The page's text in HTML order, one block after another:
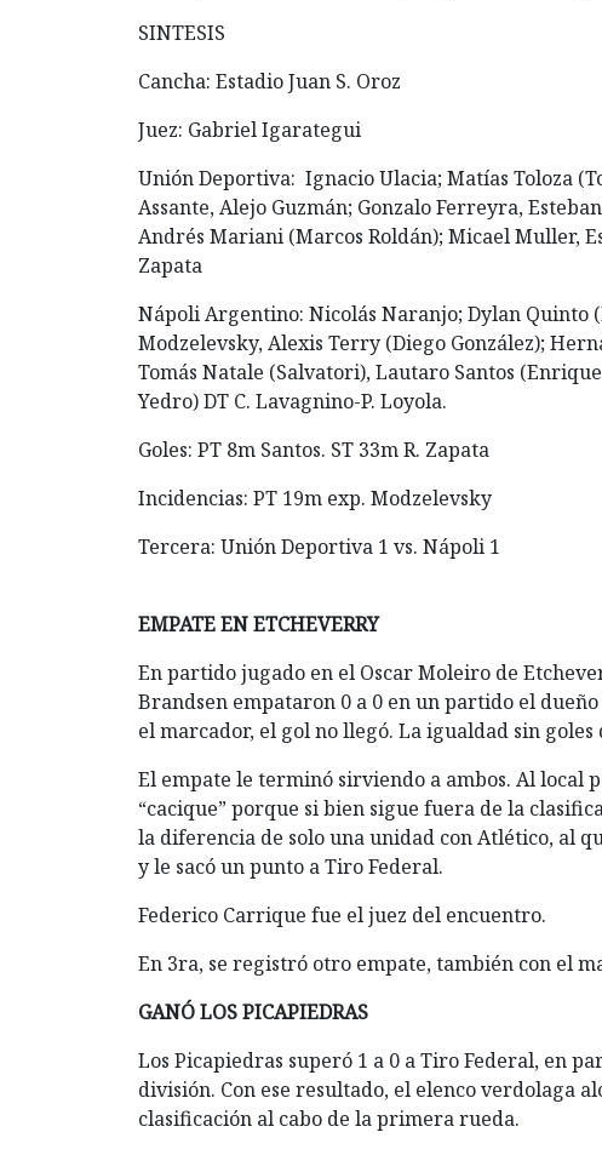
SINTESIS
Cancha: Estadio Juan S. Oroz
Juez: Gabriel Igarategui
Unión Deportiva: Ignacio Ulacia; Matías Toloza
Assante, Alejo Guzmán; Gonzalo Ferreyra,
Andrés Mariani (Marcos Roldán); Micael Muller,
Zapata
Nápoli Argentino: Nicolás Naranjo; Dylan Quinto
Modzelevsky, Alexis Terry (Diego González);
Tomás Natale (Salvatori), Lautaro Santos
Yedro) DT C. Lavagnino-P. Loyola.
Goles: PT 8m Santos. ST 33m R. Zapata
Incidencias: PT 19m exp. Modzelevsky
Tercera: Unión Deportiva 1 vs. Nápoli 1
EMPATE EN ETCHEVERRY
En partido jugado en el Oscar Moleiro de
Brandsen empataron 0 a 0 en un partido el
el marcador, el gol no llegó. La igualdad sin goles
El empate le terminó sirviendo a ambos. Al local
“cacique” porque si bien sigue fuera de la
la diferencia de solo una unidad con Atlético, al
y le sacó un punto a Tiro Federal.
Federico Carrique fue el juez del encuentro.
En 3ra, se registró otro empate, también con el
GANÓ LOS PICAPIEDRAS
Los Picapiedras superó 1 a 0 a Tiro Federal, en
división. Con ese resultado, el elenco verdolaga
clasificación al cabo de la primera rueda.